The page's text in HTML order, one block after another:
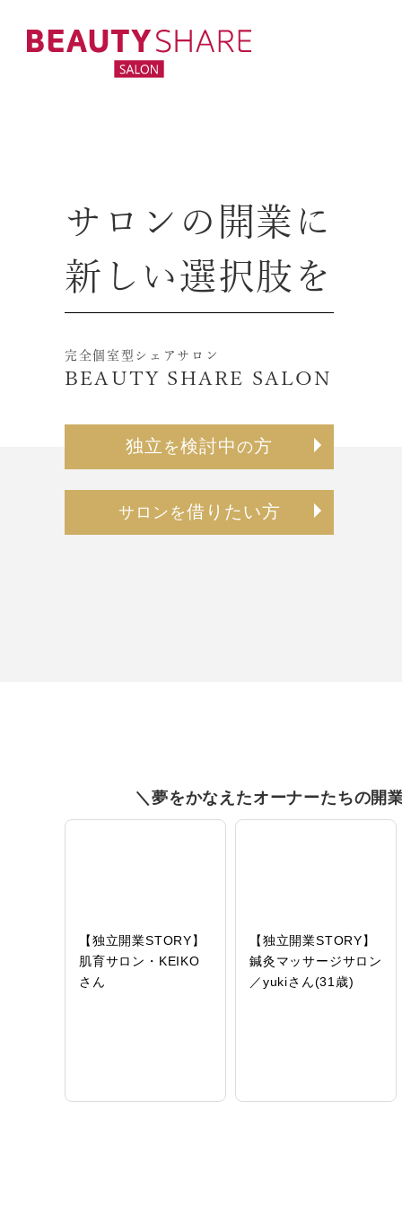
サロンの開業に
新しい選択肢を
完全個室型シェアサロン
BEAUTY SHARE SALON
独立 を検討中の方
サロンを借りたい方
＼夢をかなえたオーナーたちの開
【独立開業STORY】
肌育サロン・KEIKO
さん
【独立開業STORY】
鍼灸マッサージサロン
／yukiさん(31歳)